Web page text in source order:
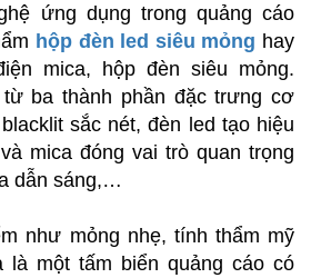
ứng dụng trong quảng cáo
hộp đèn led siêu mỏng hay
mica, hộp đèn siêu mỏng.
ba thành phần đặc trưng cơ
sắc nét, đèn led tạo hiệu
mica đóng vai trò quan trọng
dẫn sáng,…
như mỏng nhẹ, tính thẩm mỹ
là một tấm biển quảng cáo có